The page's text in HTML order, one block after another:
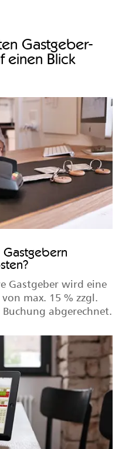
Gastgeber-
einen Blick
Gastgebern
Gastgeber wird eine
max. 15 % zzgl.
abgerechnet.